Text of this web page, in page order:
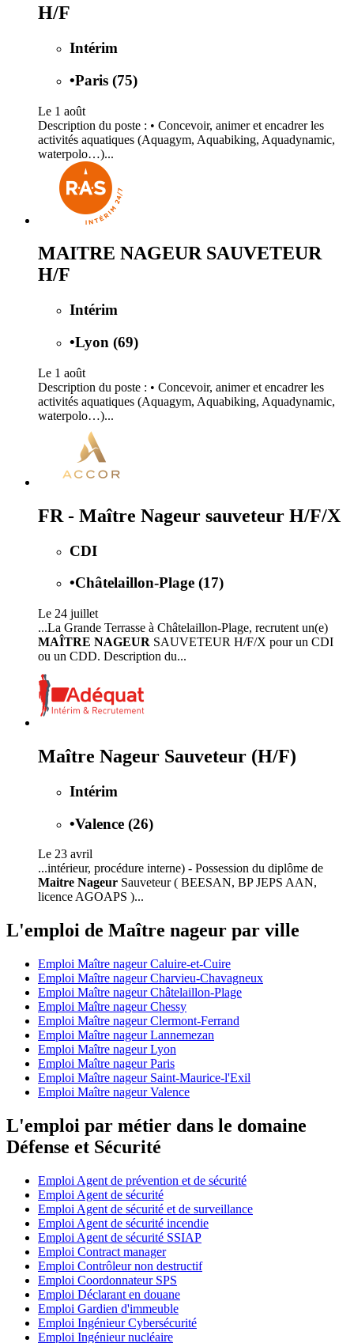
H/F
Intérim
•Paris (75)
Le 1 août
Description du poste : • Concevoir, animer et encadrer les
activités aquatiques (Aquagym, Aquabiking, Aquadynamic,
waterpolo…)...
MAITRE NAGEUR SAUVETEUR
H/F
Intérim
•Lyon (69)
Le 1 août
Description du poste : • Concevoir, animer et encadrer les
activités aquatiques (Aquagym, Aquabiking, Aquadynamic,
waterpolo…)...
FR - Maître Nageur sauveteur H/F/X
CDI
•Châtelaillon-Plage (17)
Le 24 juillet
...La Grande Terrasse à Châtelaillon-Plage, recrutent un(e)
MAÎTRE NAGEUR SAUVETEUR H/F/X pour un CDI
ou un CDD. Description du...
Maître Nageur Sauveteur (H/F)
Intérim
•Valence (26)
Le 23 avril
...intérieur, procédure interne) - Possession du diplôme de
Maitre Nageur Sauveteur ( BEESAN, BP JEPS AAN,
licence AGOAPS )...
L'emploi de Maître nageur par ville
Emploi Maître nageur Caluire-et-Cuire
Emploi Maître nageur Charvieu-Chavagneux
Emploi Maître nageur Châtelaillon-Plage
Emploi Maître nageur Chessy
Emploi Maître nageur Clermont-Ferrand
Emploi Maître nageur Lannemezan
Emploi Maître nageur Lyon
Emploi Maître nageur Paris
Emploi Maître nageur Saint-Maurice-l'Exil
Emploi Maître nageur Valence
L'emploi par métier dans le domaine
Défense et Sécurité
Emploi Agent de prévention et de sécurité
Emploi Agent de sécurité
Emploi Agent de sécurité et de surveillance
Emploi Agent de sécurité incendie
Emploi Agent de sécurité SSIAP
Emploi Contract manager
Emploi Contrôleur non destructif
Emploi Coordonnateur SPS
Emploi Déclarant en douane
Emploi Gardien d'immeuble
Emploi Ingénieur Cybersécurité
Emploi Ingénieur nucléaire